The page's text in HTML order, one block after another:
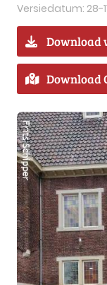
Versiedatum: 28-
Download
Download